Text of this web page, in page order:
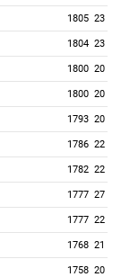
1805 23
1804 23
1800 20
1800 20
1793 20
1786 22
1782 22
1777 27
1777 22
1768 21
1758 20